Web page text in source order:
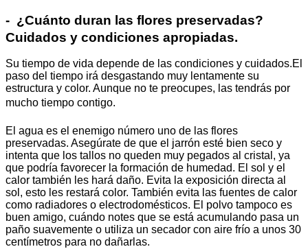
- ¿Cuánto duran las flores preservadas?
Cuidados y condiciones apropiadas.
Su tiempo de vida depende de las condiciones y cuidados.El
paso del tiempo irá desgastando muy lentamente su
estructura y color. Aunque no te preocupes, las tendrás por
mucho tiempo contigo.
El agua es el enemigo número uno de las flores
preservadas. Asegúrate de que el jarrón esté bien seco y
intenta que los tallos no queden muy pegados al cristal, ya
que podría favorecer la formación de humedad. El sol y el
calor también les hará daño. Evita la exposición directa al
sol, esto les restará color. También evita las fuentes de calor
como radiadores o electrodomésticos. El polvo tampoco es
buen amigo, cuándo notes que se está acumulando pasa un
paño suavemente o utiliza un secador con aire frío a unos 30
centímetros para no dañarlas.